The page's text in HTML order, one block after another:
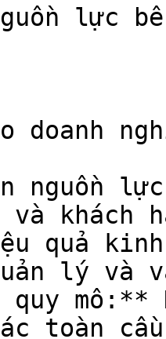
lực
nguồn
khách
quả kinh
lý và
quy
toàn